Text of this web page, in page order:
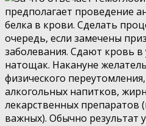
предполагает проведение
белка в крови. Сделать
очередь, если замечены
заболевания. Сдают кровь в
натощак. Накануне
физического
алкогольных напитков,
лекарственных препаратов
важных). Обычно результат